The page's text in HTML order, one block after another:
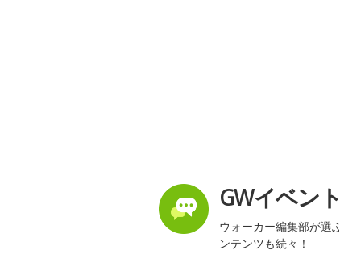
GWイベン
ウォーカー編集部が選
ンテンツも続々！